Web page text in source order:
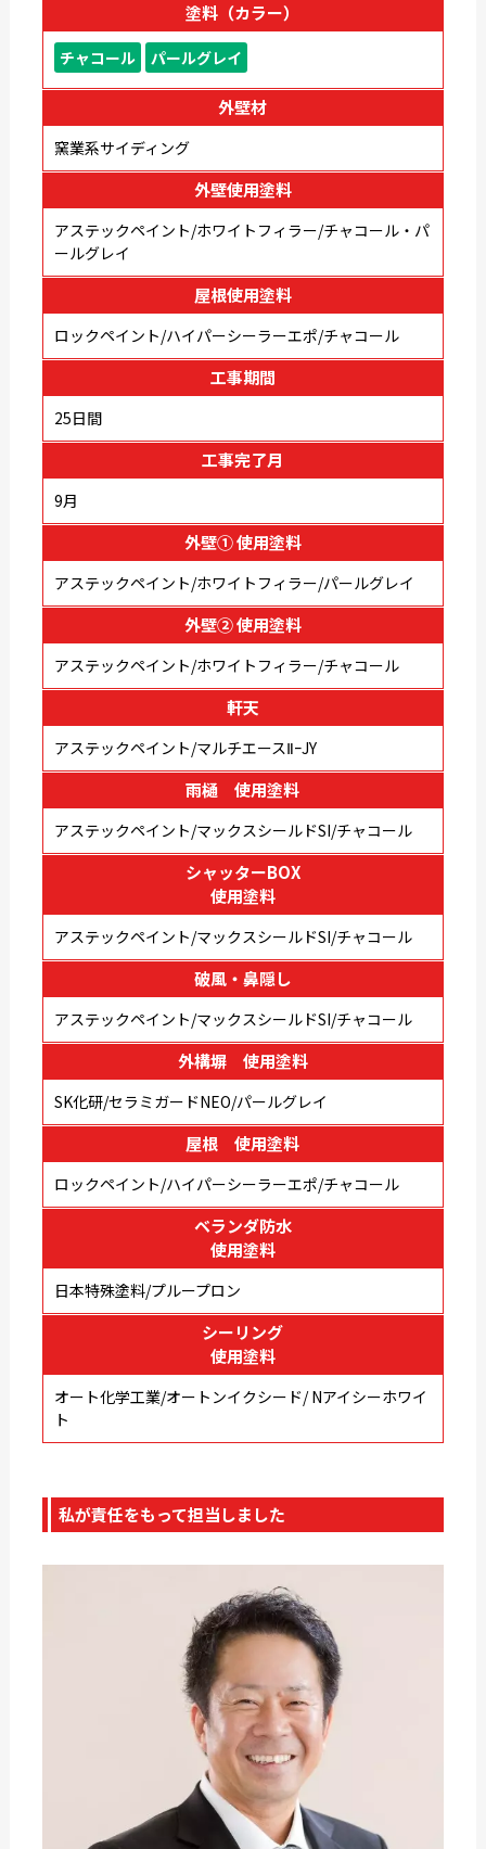
塗料（カラー）
チャコール パールグレイ
外壁材
窯業系サイディング
外壁使用塗料
アステックペイント/ホワイトフィラー/チャコール・パ
ールグレイ
屋根使用塗料
ロックペイント/ハイパーシーラーエポ/チャコール
工事期間
25日間
工事完了月
9月
外壁① 使用塗料
アステックペイント/ホワイトフィラー/パールグレイ
外壁② 使用塗料
アステックペイント/ホワイトフィラー/チャコール
軒天
アステックペイント/マルチエースⅡｰJY
雨樋 使用塗料
アステックペイント/マックスシールドSI/チャコール
シャッターBOX
使用塗料
アステックペイント/マックスシールドSI/チャコール
破風・鼻隠し
アステックペイント/マックスシールドSI/チャコール
外構塀 使用塗料
SK化研/セラミガードNEO/パールグレイ
屋根 使用塗料
ロックペイント/ハイパーシーラーエポ/チャコール
ベランダ防水
使用塗料
日本特殊塗料/プループロン
シーリング
使用塗料
オート化学工業/オートンイクシード/ Nアイシーホワイ
ト
私が責任をもって担当しました